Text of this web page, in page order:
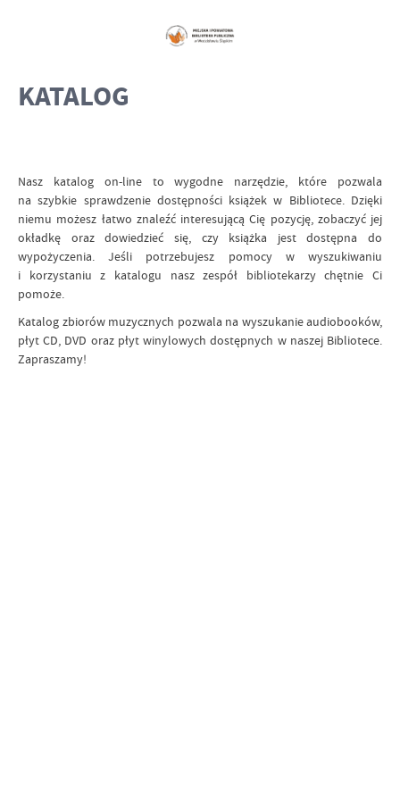
KATALOG
Nasz katalog on-line to wygodne narzędzie, które pozwala
na szybkie sprawdzenie dostępności książek w Bibliotece. Dzięki
niemu możesz łatwo znaleźć interesującą Cię pozycję, zobaczyć jej
okładkę oraz dowiedzieć się, czy książka jest dostępna do
wypożyczenia. Jeśli potrzebujesz pomocy w wyszukiwaniu
i korzystaniu z katalogu nasz zespół bibliotekarzy chętnie Ci
pomoże.
Katalog zbiorów muzycznych pozwala na wyszukanie audiobooków,
płyt CD, DVD oraz płyt winylowych dostępnych w naszej Bibliotece.
Zapraszamy!